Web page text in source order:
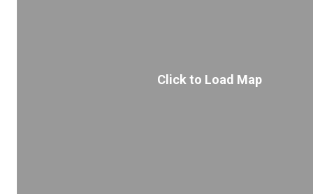
Click to Load Map